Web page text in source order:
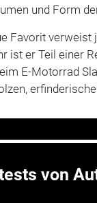
und Form
Favorit verweist
ist er Teil einer
E-Motorrad
von